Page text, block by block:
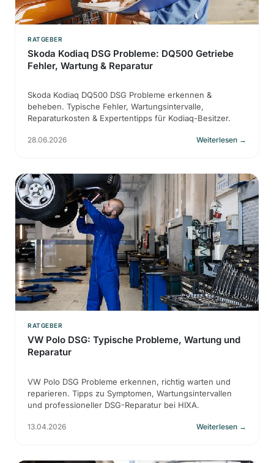
RATGEBER
Skoda Kodiaq DSG Probleme: DQ500 Getriebe
Fehler, Wartung & Reparatur
Skoda Kodiaq DQ500 DSG Probleme erkennen &
beheben. Typische Fehler, Wartungsintervalle,
Reparaturkosten & Expertentipps für Kodiaq-Besitzer.
28.06.2026 Weiterlesen →
RATGEBER
VW Polo DSG: Typische Probleme, Wartung und
Reparatur
VW Polo DSG Probleme erkennen, richtig warten und
reparieren. Tipps zu Symptomen, Wartungsintervallen
und professioneller DSG-Reparatur bei HIXA.
13.04.2026 Weiterlesen →